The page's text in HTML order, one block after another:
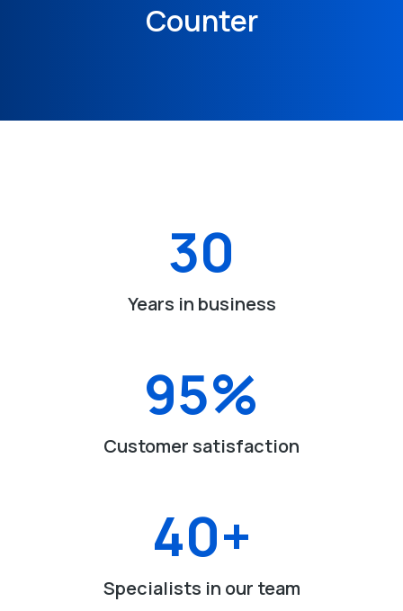
Counter
Years in business
30
Customer satisfaction
95%
Specialists in our team
40+